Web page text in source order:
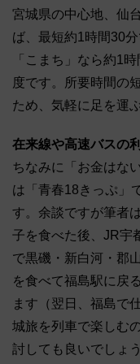
宮城県の中心地、仙
ば、最短約1時間30
「こまち」なら約1
度です。所要時間の
ため、気軽に足を運
在来線や高速バスの
ちなみに「お金はな
は「青春18きっぷ」
す。余談ですが筆者
子を食べた後、JR宇
で黒磯・新白河・郡
を食べて福島駅に戻
ます（翌日、福島で
城旅を列車で楽しむ
討しても良いでしょう